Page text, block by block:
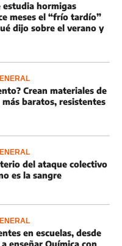
estudia hormigas
meses el “frío tardío”
dijo sobre el verano y
Crean materiales de
baratos, resistentes
del ataque colectivo
es la sangre
en escuelas, desde
enseñar Química con